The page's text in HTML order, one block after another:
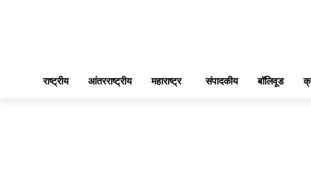
राष्ट्रीय आंतरराष्ट्रीय महाराष्ट्र संपादकीय बॉलिवूड